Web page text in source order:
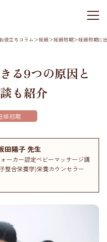
役立ちコラム＞妊娠＞妊娠初期＞妊娠初期に
る9つの原因と
も紹介
娠初期
田陽子 先生
ーカー認定ベビーマッサージ講
整合栄養学)栄養カウンセラー